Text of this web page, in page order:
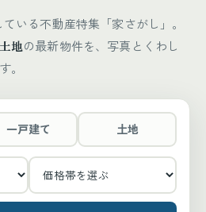
いる不動産特集「家さがし」。
地の最新物件を、写真とくわし
。
一戸建て 土地